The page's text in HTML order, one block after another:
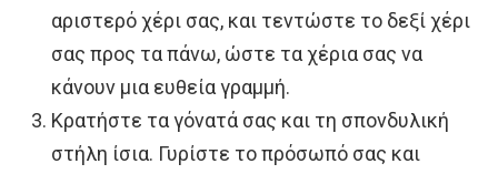
αριστερό χέρι σας, και τεντώστε το δεξί χέρι
σας προς τα πάνω, ώστε τα χέρια σας να
κάνουν μια ευθεία γραμμή.
Κρατήστε τα γόνατά σας και τη σπονδυλική
στήλη ίσια. Γυρίστε το πρόσωπό σας και